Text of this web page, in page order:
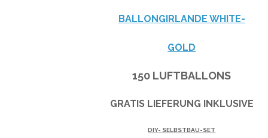
BALLONGIRLANDE WHITE-
GOLD
150 LUFTBALLONS
GRATIS LIEFERUNG INKLUSIVE
DIY- SELBSTBAU-SET